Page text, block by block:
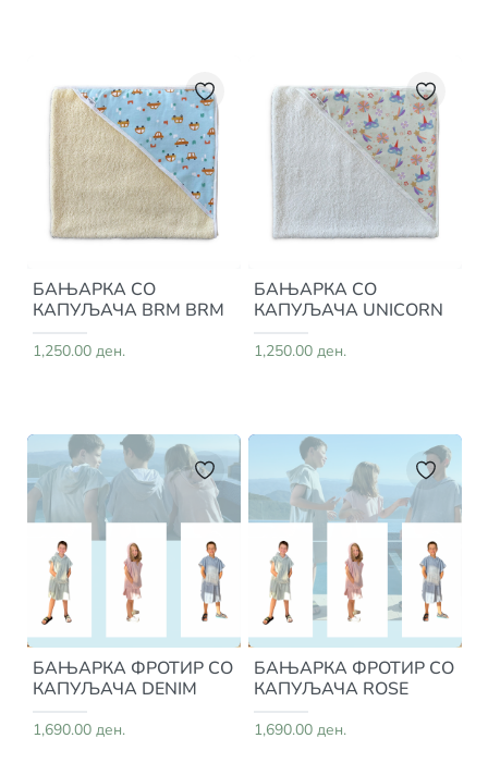
БАЊАРКА СО
КАПУЉАЧА BRM BRM
1,250.00 ден.
БАЊАРКА СО
КАПУЉАЧА UNICORN
1,250.00 ден.
БАЊАРКА ФРОТИР СО
КАПУЉАЧА DENIM
1,690.00 ден.
БАЊАРКА ФРОТИР СО
КАПУЉАЧА ROSE
1,690.00 ден.